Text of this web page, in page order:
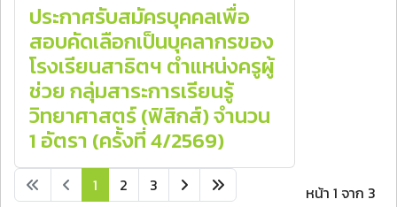
ประกาศรับสมัครบุคคลเพื่อ
สอบคัดเลือกเป็นบุคลากรของ
โรงเรียนสาธิตฯ ตําแหน่งครูผู้
ช่วย กลุ่มสาระการเรียนรู้
วิทยาศาสตร์ (ฟิสิกส์) จํานวน
1 อัตรา (ครั้งที่ 4/2569)
หน้า 1 จาก 3
1 2 3